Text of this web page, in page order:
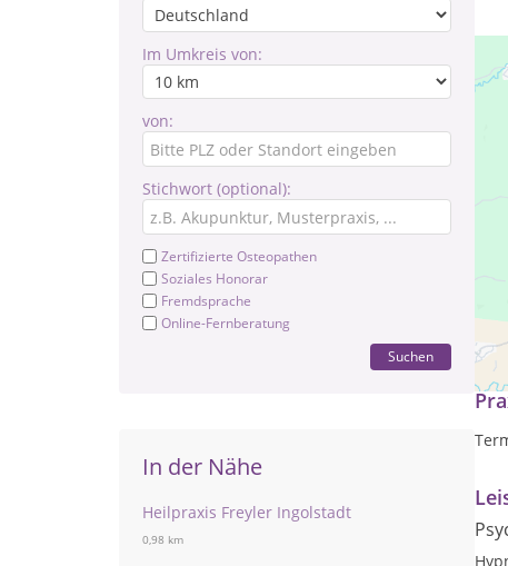
Im Umkreis von:
von:
Stichwort (optional):
Zertifizierte Osteopathen
Soziales Honorar
Fremdsprache
Online-Fernberatung
Suchen
In der Nähe
Heilpraxis Freyler Ingolstadt
0,98 km